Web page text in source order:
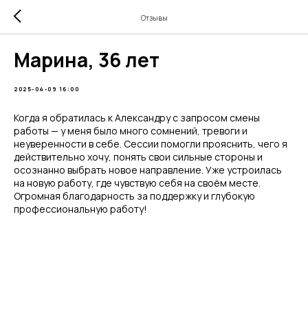
Отзывы
Марина, 36 лет
2025-04-09 16:00
Когда я обратилась к Александру с запросом смены
работы — у меня было много сомнений, тревоги и
неуверенности в себе. Сессии помогли прояснить, чего я
действительно хочу, понять свои сильные стороны и
осознанно выбрать новое направление. Уже устроилась
на новую работу, где чувствую себя на своём месте.
Огромная благодарность за поддержку и глубокую
профессиональную работу!